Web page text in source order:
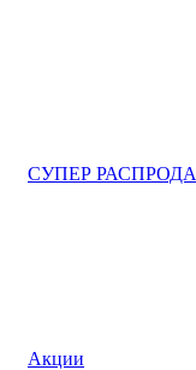
СУПЕР
Акции